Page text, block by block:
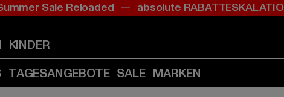
Zum
(Enter
drücken)
Zum
(Enter
drücken)
Sale Reloaded — absolute
KINDER
TAGESANGEBOTE SALE MARKEN